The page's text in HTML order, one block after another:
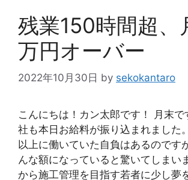
残業150時間超、
万円オーバー
2022年10月30日 by sekokantaro
こんにちは！カン太郎です！ 月末で
社も本日お給料が振り込まれました
以上に働いていた自負はあるのです
んな額になっていると驚いてしまい
から施工管理を目指す若者に少し夢